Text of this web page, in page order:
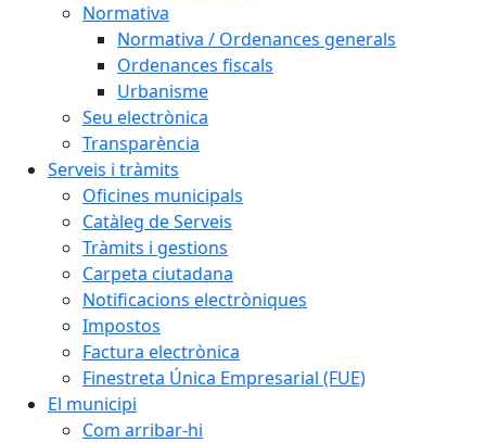
Normativa
Normativa / Ordenances generals
Ordenances fiscals
Urbanisme
Seu electrònica
Transparència
Serveis i tràmits
Oficines municipals
Catàleg de Serveis
Tràmits i gestions
Carpeta ciutadana
Notificacions electròniques
Impostos
Factura electrònica
Finestreta Única Empresarial (FUE)
El municipi
Com arribar-hi